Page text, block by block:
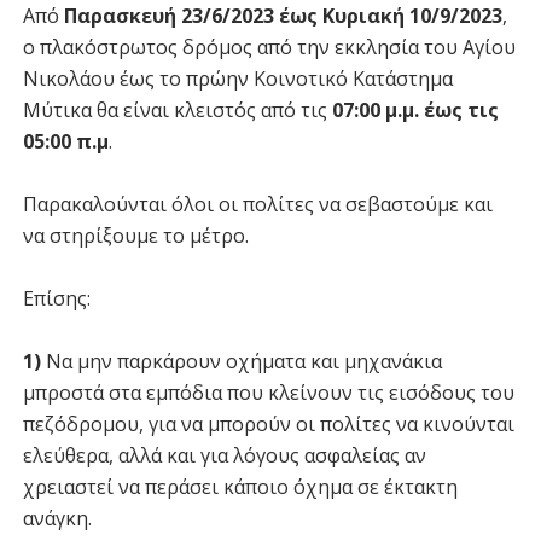
Από Παρασκευή 23/6/2023 έως Κυριακή 10/9/2023,
ο πλακόστρωτος δρόμος από την εκκλησία του Αγίου
Νικολάου έως το πρώην Κοινοτικό Κατάστημα
Μύτικα θα είναι κλειστός από τις 07:00 μ.μ. έως τις
05:00 π.μ.
Παρακαλούνται όλοι οι πολίτες να σεβαστούμε και
να στηρίξουμε το μέτρο.
Επίσης:
1) Να μην παρκάρουν οχήματα και μηχανάκια
μπροστά στα εμπόδια που κλείνουν τις εισόδους του
πεζόδρομου, για να μπορούν οι πολίτες να κινούνται
ελεύθερα, αλλά και για λόγους ασφαλείας αν
χρειαστεί να περάσει κάποιο όχημα σε έκτακτη
ανάγκη.